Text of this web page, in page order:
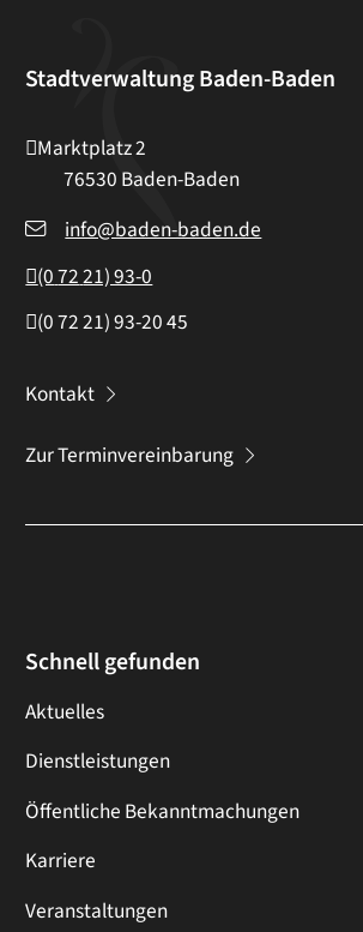
Stadtverwaltung Baden-Baden
Marktplatz 2
76530 Baden-Baden
info@baden-baden.de
(07221) 93-0
(07221) 93-2045
Kontakt
Zur Terminvereinbarung
Schnell gefunden
Aktuelles
Dienstleistungen
Öffentliche Bekanntmachungen
Karriere
Veranstaltungen